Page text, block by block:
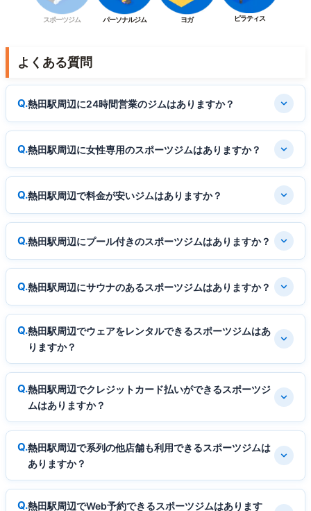
スポーツジム パーソナルジム ヨガ ピラティス
よくある質問
熱田駅周辺に24時間営業のジムはありますか？
熱田駅周辺に女性専用のスポーツジムはありますか？
熱田駅周辺で料金が安いジムはありますか？
熱田駅周辺にプール付きのスポーツジムはありますか？
熱田駅周辺にサウナのあるスポーツジムはありますか？
熱田駅周辺でウェアをレンタルできるスポーツジムはあ
りますか？
熱田駅周辺でクレジットカード払いができるスポーツジ
ムはありますか？
熱田駅周辺で系列の他店舗も利用できるスポーツジムは
ありますか？
熱田駅周辺でWeb予約できるスポーツジムはあります